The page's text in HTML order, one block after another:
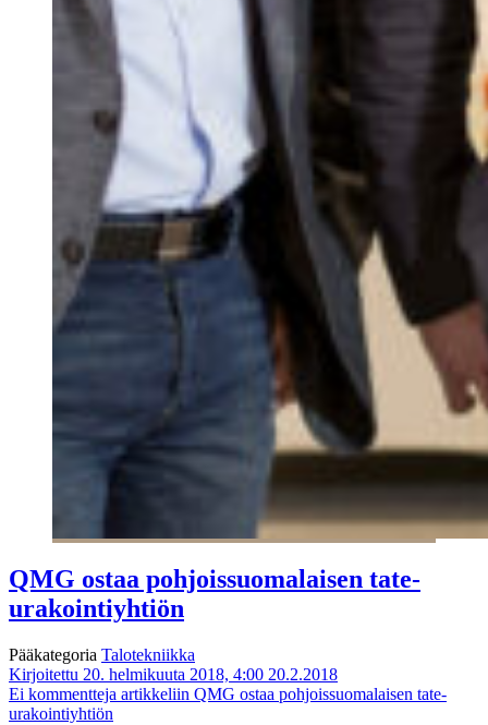
QMG ostaa pohjoissuomalaisen tate-
urakointiyhtiön
Pääkategoria Talotekniikka
Kirjoitettu 20. helmikuuta 2018, 4:00 20.2.2018
Ei kommentteja artikkeliin QMG ostaa pohjoissuomalaisen tate-
urakointiyhtiön